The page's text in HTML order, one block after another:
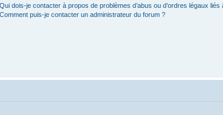
Qui dois-je contacter à propos de problèmes d’abus ou d’ordres légaux liés
Comment puis-je contacter un administrateur du forum ?